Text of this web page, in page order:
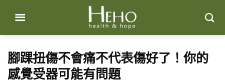
content
腳踝扭傷不會痛不代表傷好了！你的
感覺受器可能有問題